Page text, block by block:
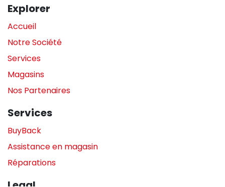
Explorer
Accueil
Notre Société
Services
Magasins
Nos Partenaires
Services
BuyBack
Assistance en magasin
Réparations